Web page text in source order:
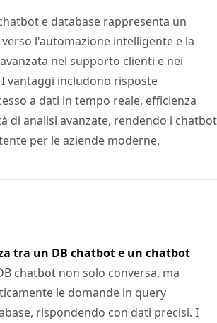
e database rappresenta un
l'automazione intelligente e la
nel supporto clienti e nei
vantaggi includono risposte
a dati in tempo reale, efficienza
di analisi avanzate, rendendo i chatbot
per le aziende moderne.
tra un DB chatbot e un chatbot
chatbot non solo conversa, ma
le domande in query
rispondendo con dati precisi. I